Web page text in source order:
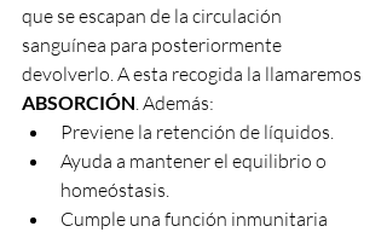
que se escapan de la circulación
sanguínea para posteriormente
devolverlo. A esta recogida la llamaremos
ABSORCIÓN. Además:
Previene la retención de líquidos.
Ayuda a mantener el equilibrio o
homeóstasis.
Cumple una función inmunitaria